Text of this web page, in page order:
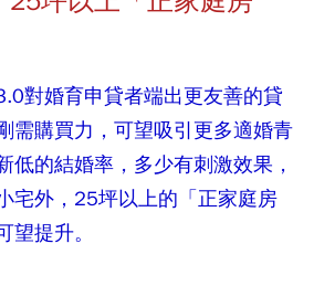
對婚育申貸者端出更友善的貸
需購買力，可望吸引更多適婚青
低的結婚率，多少有刺激效果，
宅外，25坪以上的「正家庭房
提升。